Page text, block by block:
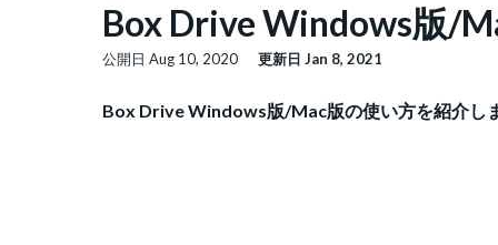
Box Drive Windows版/
公開日 Aug 10, 2020 更新日 Jan 8, 2021
Box Drive Windows版/Mac版の使い方を紹介しま